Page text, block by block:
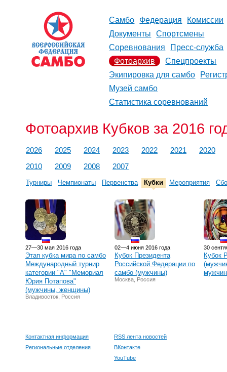
Самбо Федерация
Комиссии
Документы
Спортсмены
Соревнования
Пресс-служба
Фотоархив
Спецпроекты
Экипировка для самбо
Музей самбо
Статистика соревнований
Фотоархив Кубков за 2016
2026 2025 2024 2023 2022 2021
2020
2010
2009 2008 2007
Турниры Чемпионаты Первенства Кубки Мероприятия
27—30 мая 2016 года
Этап кубка мира по самбо
Международный турнир
категории "А" "Мемориал
Юрия Потапова"
(мужчины, женщины)
Владивосток, Россия
02—4 июня 2016 года
Кубок Президента
Российской Федерации по
самбо (мужчины)
Москва, Россия
30
Кубок
Контактная информация
Региональные отделения
RSS лента новостей
ВКонтакте
YouTube